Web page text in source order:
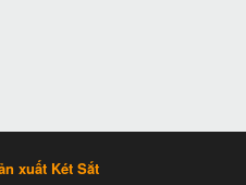
xuất Két Sắt